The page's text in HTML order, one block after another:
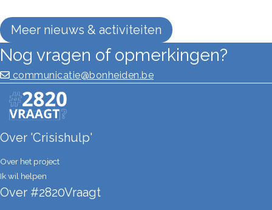
Meer nieuws & activiteiten
Nog vragen of opmerkingen?
communicatie@bonheiden.be
Over 'Crisishulp'
Over het project
Ik wil helpen
Over #2820Vraagt